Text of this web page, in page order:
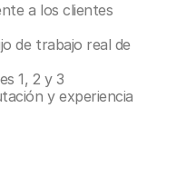
a los clientes
de trabajo real de
1, 2 y 3
y experiencia